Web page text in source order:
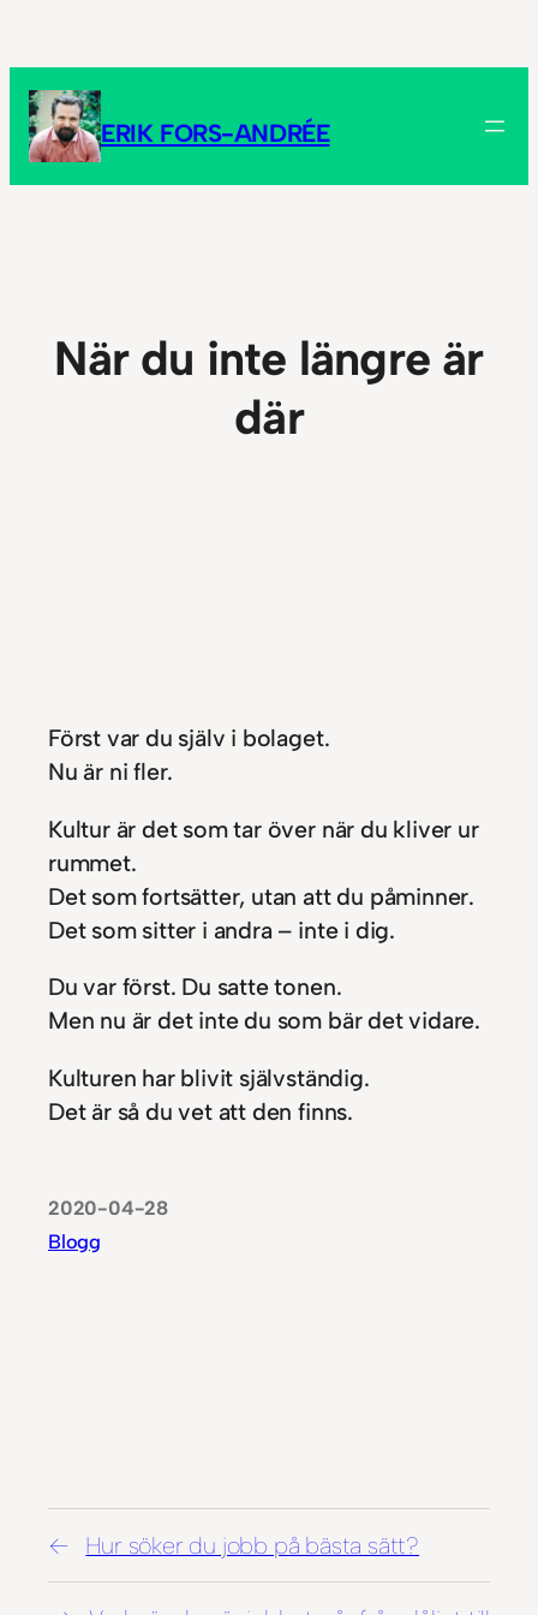
innehåll
ERIK FORS-ANDRÉE
När du inte längre är
där
Först var du själv i bolaget.
Nu är ni fler.
Kultur är det som tar över när du kliver ur
rummet.
Det som fortsätter, utan att du påminner.
Det som sitter i andra – inte i dig.
Du var först. Du satte tonen.
Men nu är det inte du som bär det vidare.
Kulturen har blivit självständig.
Det är så du vet att den finns.
2020-04-28
Blogg
Hur söker du jobb på bästa sätt?